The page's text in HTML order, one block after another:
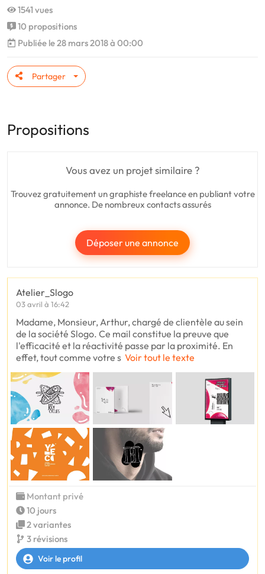
1541 vues
10 propositions
Publiée le 28 mars 2018 à 00:00
Partager
Propositions
Vous avez un projet similaire ?
Trouvez gratuitement un graphiste freelance en publiant votre
annonce. De nombreux contacts assurés
Déposer une annonce
Atelier_Slogo
03 avril à 16:42
Madame, Monsieur, Arthur, chargé de clientèle au sein
de la société Slogo. Ce mail constitue la preuve que
l'efficacité et la réactivité passe par la proximité. En
effet, tout comme votre s Voir tout le texte
Montant privé
10 jours
2 variantes
3 révisions
Voir le profil